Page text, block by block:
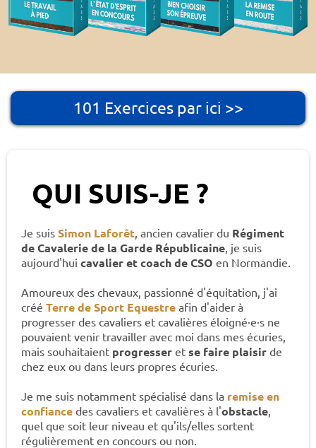
101 Exercices par ici >>
QUI SUIS-JE ?
Je suis Simon Laforêt , ancien cavalier du Régiment
de Cavalerie de la Garde Républicaine , je suis
aujourd'hui cavalier et coach de CSO en Normandie.
Amoureux des chevaux, passionné d'équitation, j'ai
créé Terre de Sport Equestre afin d'aider à
progresser des cavaliers et cavalières éloigné·e·s ne
pouvaient venir travailler avec moi dans mes écuries,
mais souhaitaient progresser et se faire plaisir de
chez eux ou dans leurs propres écuries.
Je me suis notamment spécialisé dans la remise en
confiance des cavaliers et cavalières à l'obstacle
quel que soit leur niveau et qu'ils/elles sortent
régulièrement en concours ou non.